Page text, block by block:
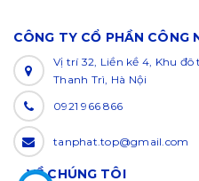
CÔNG TY CỔ PHẦN CÔNG
Vị trí 32, Liền kề 4, Khu đô
Thanh Trì, Hà Nội
0921 966 866
tanphat.top@gmail.com
VỀ CHÚNG TÔI